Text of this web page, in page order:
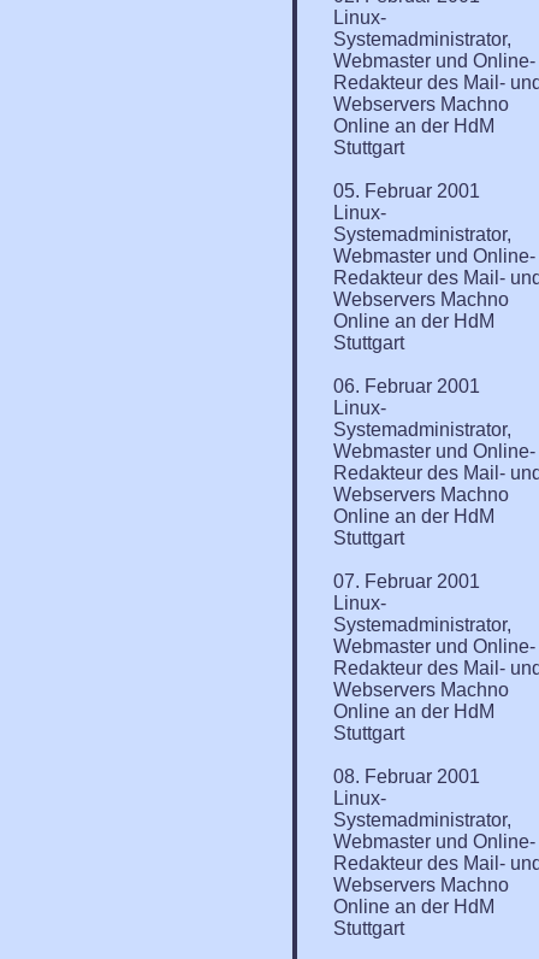
Linux-
Systemadministrator,
Webmaster und Online-
Redakteur des Mail-
Webservers Machno
Online an der HdM
Stuttgart
05. Februar 2001
Linux-
Systemadministrator,
Webmaster und Online-
Redakteur des Mail-
Webservers Machno
Online an der HdM
Stuttgart
06. Februar 2001
Linux-
Systemadministrator,
Webmaster und Online-
Redakteur des Mail-
Webservers Machno
Online an der HdM
Stuttgart
07. Februar 2001
Linux-
Systemadministrator,
Webmaster und Online-
Redakteur des Mail-
Webservers Machno
Online an der HdM
Stuttgart
08. Februar 2001
Linux-
Systemadministrator,
Webmaster und Online-
Redakteur des Mail-
Webservers Machno
Online an der HdM
Stuttgart